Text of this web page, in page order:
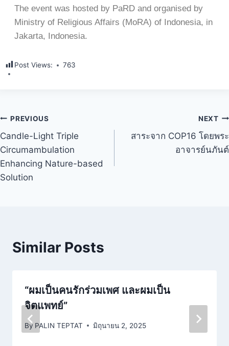
The event was hosted by PaRD and organised by
Ministry of Religious Affairs (MoRA) of Indonesia, in
Jakarta, Indonesia.
Post Views: 763
PREVIOUS
Candle-Light Triple
Circumambulation
Enhancing Nature-based
Solution
NEXT
สาระจาก COP16 โดยพระ
อาจารย์นภันต์
Similar Posts
“ผมเป็นคนรักร่วมเพศ และผมเป็น
จิตแพทย์”
By PALIN TEPTAT มิถุนายน 2, 2025